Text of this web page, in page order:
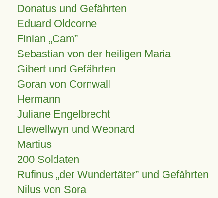
Donatus und Gefährten
Eduard Oldcorne
Finian Cam
Sebastian von der heiligen Maria
Gibert und Gefährten
Goran von Cornwall
Hermann
Juliane Engelbrecht
Llewellwyn und Weonard
Martius
200 Soldaten
Rufinus „der Wundertäter” und Gefährten
Nilus von Sora